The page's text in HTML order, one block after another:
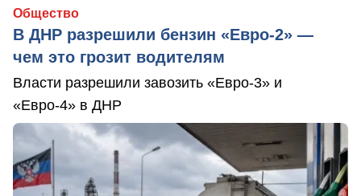
Общество
В ДНР разрешили бензин «Евро-2» —
чем это грозит водителям
Власти разрешили завозить «Евро-3» и
«Евро-4» в ДНР